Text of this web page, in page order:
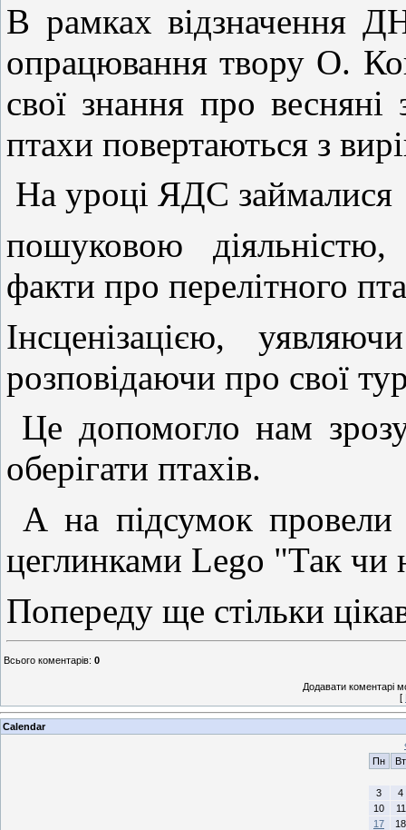
В рамках відзначення
опрацювання твору О.
свої знання про
птахи повертаються з
На уроці ЯДС займалися
пошуковою
факти про перелітного
Інсценізацією,
розповідаючи про свої
Це допомогло нам
оберігати птахів.
А на підсумок провели
цеглинками Lego "Так чи
Попереду ще стільки
Всього коментарів: 0
Додавати коментарі
[
Calendar
Пн
Вт
3
4
10
11
17
18